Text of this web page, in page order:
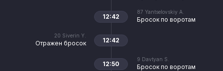
87 Yantselovskiy A.
Бросок по воротам
12:42
20 Siverin Y.
Отражен бросок 12:42
9 Davtyan S.
Бросок по воротам
12:50